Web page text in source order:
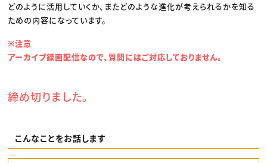
どのように活用していくか、またどのような進化が考えられるかを知る
ための内容になっています。
※注意
アーカイブ録画配信なので、質問にはご対応しておりません。
締め切りました。
こんなことをお話します